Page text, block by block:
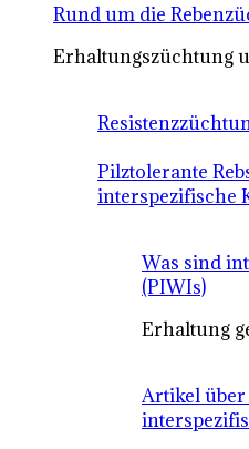
Rund um die
Erhaltungszüchtung
Pilztolerante
interspezifische
Was sind
(PIWIs)
Erhaltung
Artikel